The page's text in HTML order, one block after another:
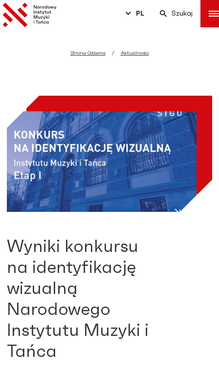
PL Szukaj
Strona Główna Aktualności
Wyniki konkursu
na identyfikację
wizualną
Narodowego
Instytutu Muzyki i
Tańca